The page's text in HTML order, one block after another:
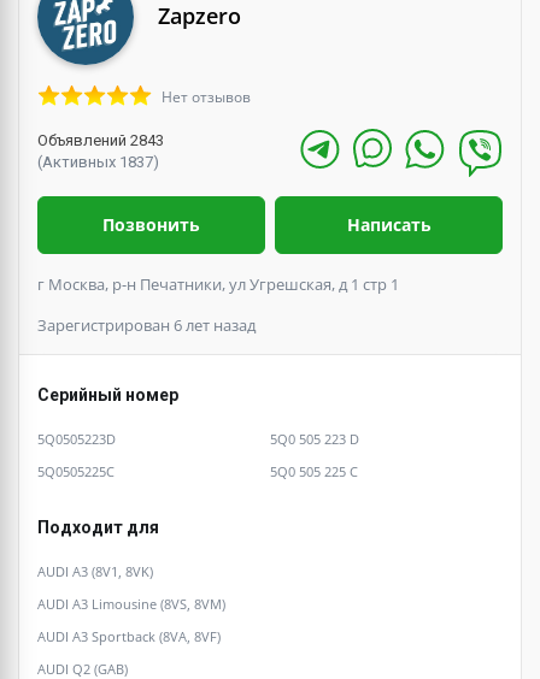
Zapzero
Нет отзывов
Объявлений 2843
(Активных 1837)
Позвонить Написать
г Москва, р-н Печатники, ул Угрешская, д 1 стр 1
Зарегистрирован 6 лет назад
Серийный номер
5Q0505223D
5Q0 505 223 D
5Q0505225C
5Q0 505 225 C
Подходит для
AUDI A3 (8V1, 8VK)
AUDI A3 Limousine (8VS, 8VM)
AUDI A3 Sportback (8VA, 8VF)
AUDI Q2 (GAB)